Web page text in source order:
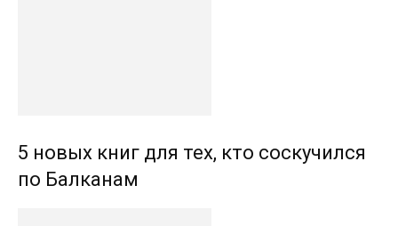
5 новых книг для тех, кто соскучился
по Балканам